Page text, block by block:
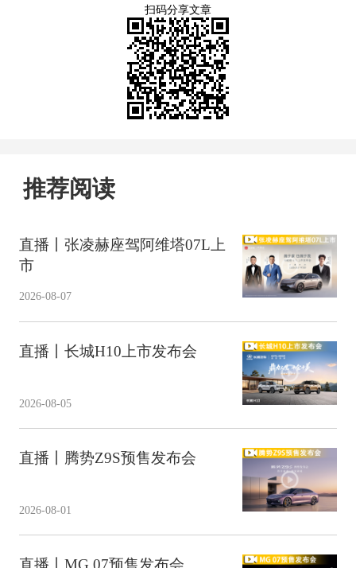
扫码分享文章
推荐阅读
直播丨张凌赫座驾阿维塔07L上
市
2026-08-07
直播丨长城H10上市发布会
2026-08-05
直播丨腾势Z9S预售发布会
2026-08-01
直播丨MG 07预售发布会